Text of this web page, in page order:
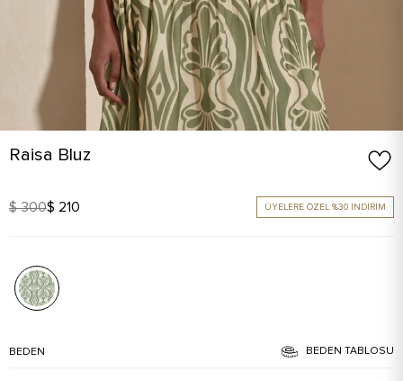
Raisa Bluz
$ 300$ 210 ÜYELERE ÖZEL %30 İNDİRİM
BEDEN BEDEN TABLOSU